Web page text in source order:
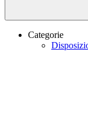
Categorie